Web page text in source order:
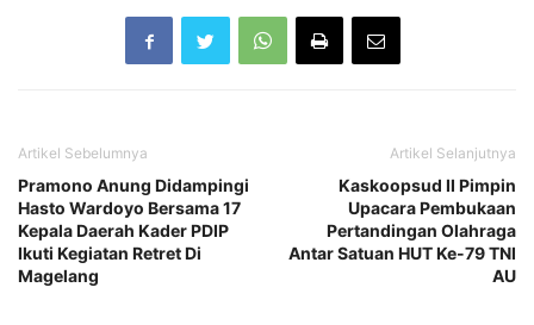
Artikel Sebelumnya
Pramono Anung Didampingi
Hasto Wardoyo Bersama 17
Kepala Daerah Kader PDIP
Ikuti Kegiatan Retret Di
Magelang
Artikel Selanjutnya
Kaskoopsud II Pimpin
Upacara Pembukaan
Pertandingan Olahraga
Antar Satuan HUT Ke-79 TNI
AU